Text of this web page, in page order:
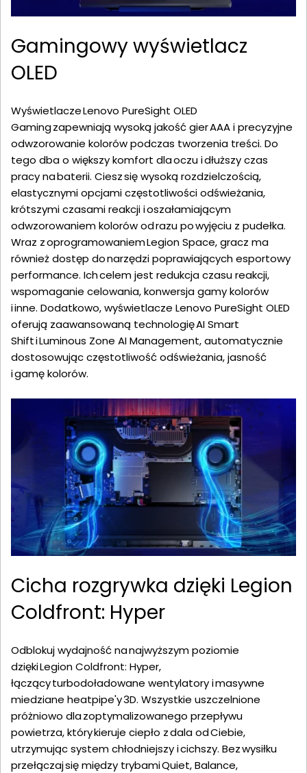
Gamingowy wyświetlacz
OLED
Wyświetlacze Lenovo PureSight OLED
Gaming zapewniają wysoką jakość gier AAA i precyzyjne
odwzorowanie kolorów podczas tworzenia treści. Do
tego dba o większy komfort dla oczu i dłuższy czas
pracy na baterii. Ciesz się wysoką rozdzielczością,
elastycznymi opcjami częstotliwości odświeżania,
krótszymi czasami reakcji i oszałamiającym
odwzorowaniem kolorów od razu po wyjęciu z pudełka.
Wraz z oprogramowaniem Legion Space, gracz ma
również dostęp do narzędzi poprawiających esportowy
performance. Ich celem jest redukcja czasu reakcji,
wspomaganie celowania, konwersja gamy kolorów
i inne. Dodatkowo, wyświetlacze Lenovo PureSight OLED
oferują zaawansowaną technologię AI Smart
Shift i Luminous Zone AI Management, automatycznie
dostosowując częstotliwość odświeżania, jasność
i gamę kolorów.
Cicha rozgrywka dzięki Legion
Coldfront: Hyper
Odblokuj wydajność na najwyższym poziomie
dzięki Legion Coldfront: Hyper,
łączący turbodoładowane wentylatory i masywne
miedziane heatpipe'y 3D. Wszystkie uszczelnione
próżniowo dla zoptymalizowanego przepływu
powietrza, który kieruje ciepło z dala od Ciebie,
utrzymując system chłodniejszy i cichszy. Bez wysiłku
przełączaj się między trybami Quiet, Balance,